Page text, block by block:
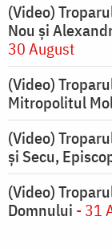
(Video)
Nou și
30 August
(Video)
Mitropolitul
(Video)
și Secu,
(Video)
Domnului - 31